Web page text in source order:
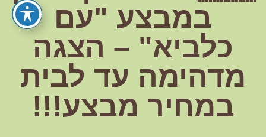
במבצע "עם
כלביא" – הצגה
מדהימה עד לבית
במחיר מבצע!!!